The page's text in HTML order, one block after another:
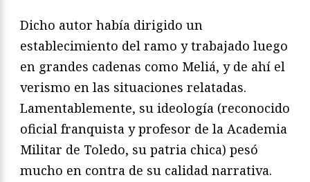
Dicho autor había dirigido un
establecimiento del ramo y trabajado luego
en grandes cadenas como Meliá, y de ahí el
verismo en las situaciones relatadas.
Lamentablemente, su ideología (reconocido
oficial franquista y profesor de la Academia
Militar de Toledo, su patria chica) pesó
mucho en contra de su calidad narrativa.